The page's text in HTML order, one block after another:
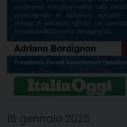
16 gennaio 2025